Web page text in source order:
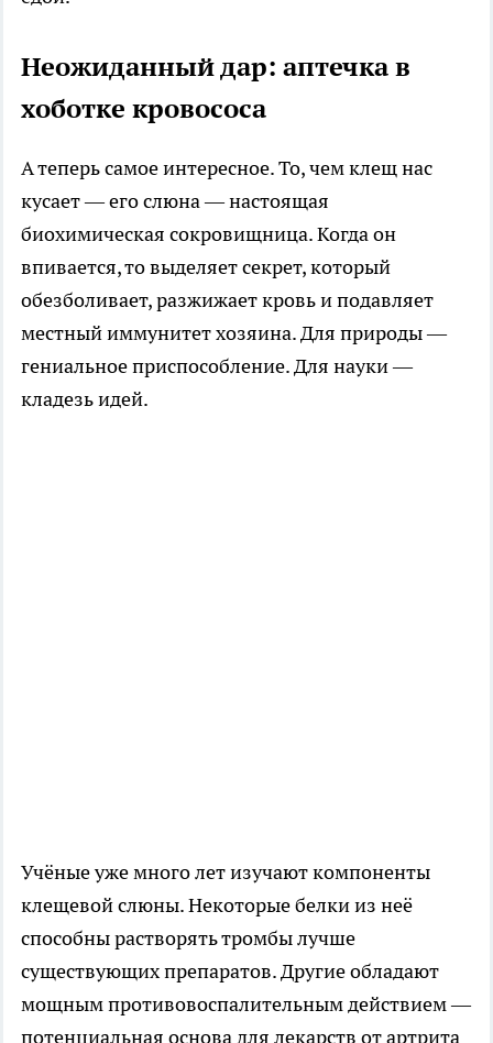
Неожиданный дар: аптечка в
хоботке кровососа
А теперь самое интересное. То, чем клещ нас
кусает — его слюна — настоящая
биохимическая сокровищница. Когда он
впивается, то выделяет секрет, который
обезболивает, разжижает кровь и подавляет
местный иммунитет хозяина. Для природы —
гениальное приспособление. Для науки —
кладезь идей.
Учёные уже много лет изучают компоненты
клещевой слюны. Некоторые белки из неё
способны растворять тромбы лучше
существующих препаратов. Другие обладают
мощным противовоспалительным действием —
потенциальная основа для лекарств от артрита